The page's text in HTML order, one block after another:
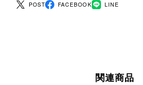
POST FACEBOOK LINE
関連商品